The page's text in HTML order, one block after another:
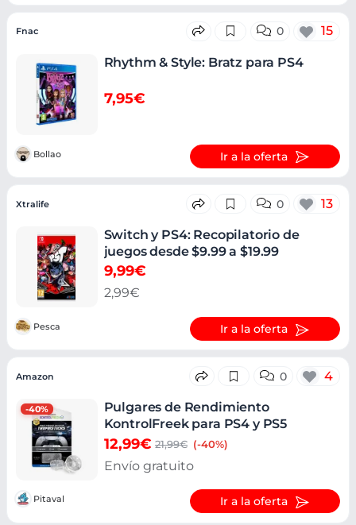
Fnac 0 15
Rhythm & Style: Bratz para PS4
7,95€
Bollao Ir a la oferta
Xtralife 0 13
Switch y PS4: Recopilatorio de
juegos desde $9.99 a $19.99
9,99€
2,99€
Pesca Ir a la oferta
-40%
Amazon 0 4
Pulgares de Rendimiento
KontrolFreek para PS4 y PS5
12,99€ 21,99€ (-40%)
Envío gratuito
Pitaval Ir a la oferta